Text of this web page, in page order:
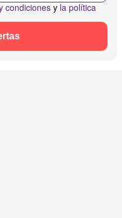
condiciones y la política